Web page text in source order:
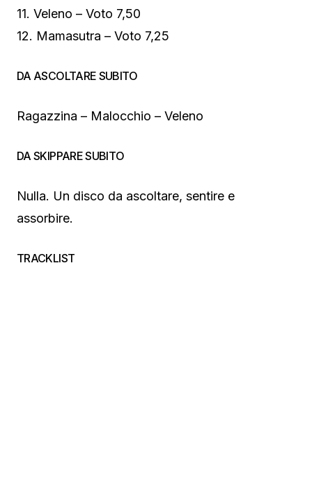
11. Veleno – Voto 7,50
12. Mamasutra – Voto 7,25
DA ASCOLTARE SUBITO
Ragazzina – Malocchio – Veleno
DA SKIPPARE SUBITO
Nulla. Un disco da ascoltare, sentire e
assorbire.
TRACKLIST